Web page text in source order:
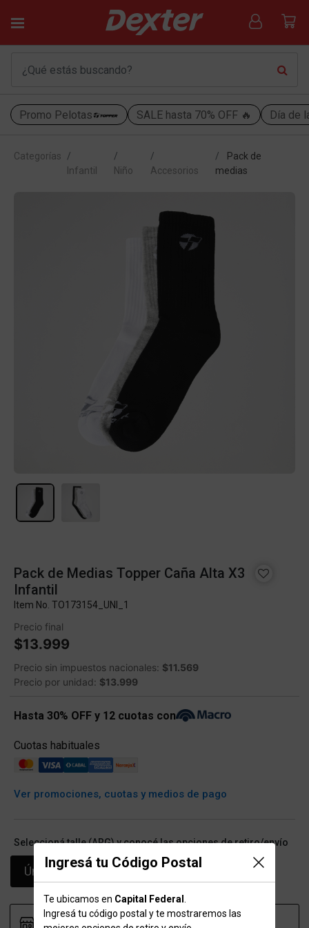
Promo Pelotas SALE hasta 70% OFF 🔥 Día de
Ingresá tu Código Postal
Te ubicamos en Capital Federal
Ingresá tu código postal y te mostraremos las
Categorías
Infantil
Niño Accesorios
Pack de
medias
Pack de Medias Topper Caña Alta X3
Infantil
Item No. TO173154_UNI_1
Precio final
$13.999
Precio sin impuestos nacionales: $11.569
Precio por unidad: $13.999
Hasta 30% OFF y 12 cuotas con
Cuotas habituales
Ver promociones, cuotas y medios de pago
Seleccioná talle (ARG) y conocé las opciones de retiro/envío
Único